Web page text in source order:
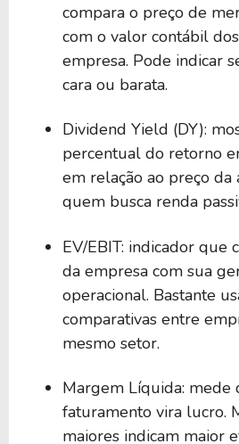
compara o preço de
com o valor contábil
empresa. Pode indicar
cara ou barata.
Dividend Yield (DY):
percentual do retorno
em relação ao preço da
quem busca renda
EV/EBIT: indicador que
da empresa com sua
operacional. Bastante
comparativas entre
mesmo setor.
Margem Líquida: mede
faturamento vira lucro.
maiores indicam maior